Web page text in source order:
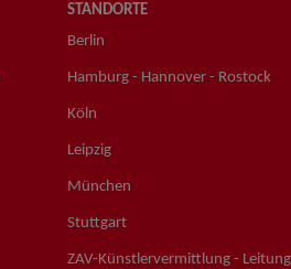
STANDORTE
Berlin
Hamburg - Hannover - Rostock
Köln
Leipzig
München
Stuttgart
ZAV-Künstlervermittlung - Leitung